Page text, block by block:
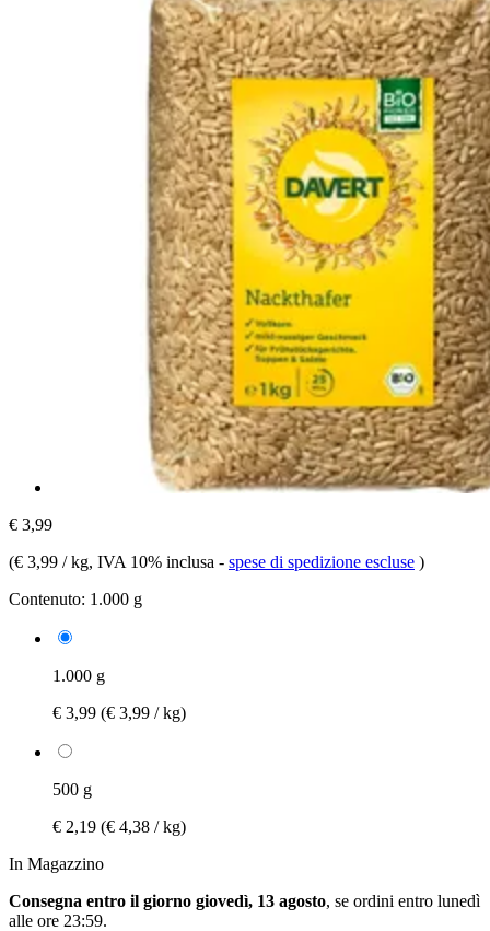
€ 3,99
(€ 3,99 / kg, IVA 10% inclusa - spese di spedizione escluse )
Contenuto: 1.000 g
1.000 g
€ 3,99 (€ 3,99 / kg)
500 g
€ 2,19 (€ 4,38 / kg)
In Magazzino
Consegna entro il giorno giovedì, 13 agosto, se ordini entro lunedì
alle ore 23:59.